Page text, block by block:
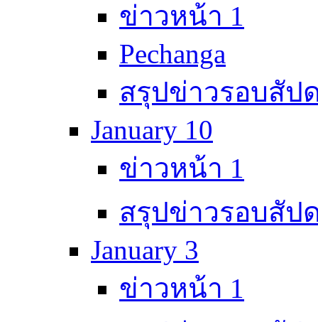
ข่าวหน้า 1
Pechanga
สรุปข่าวรอบสัป
January 10
ข่าวหน้า 1
สรุปข่าวรอบสัป
January 3
ข่าวหน้า 1